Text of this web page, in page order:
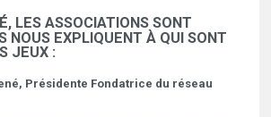
LES ASSOCIATIONS SONT
NOUS EXPLIQUENT À QUI SONT
JEUX :
Présidente Fondatrice du réseau